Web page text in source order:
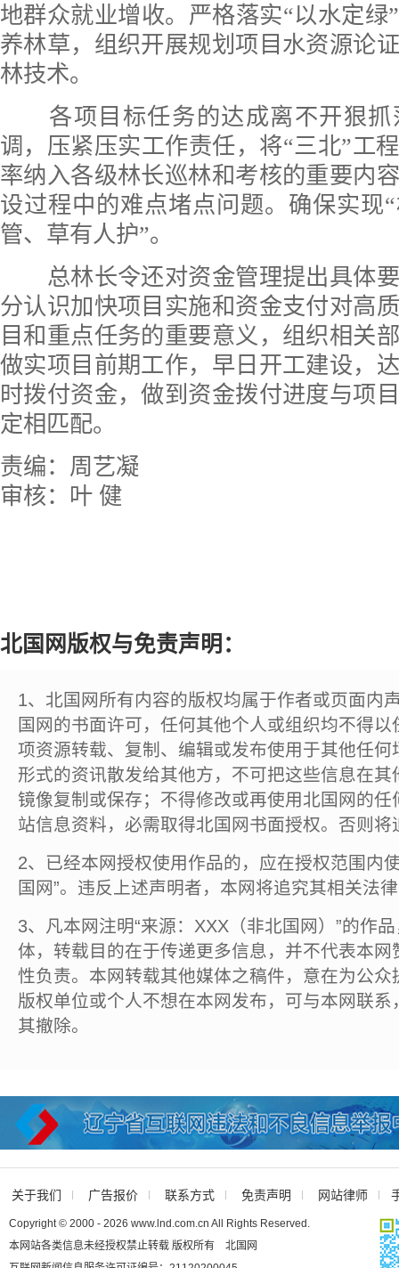
地群众就业增收。严格落实“以水定绿
养林草，组织开展规划项目水资源论
林技术。
各项目标任务的达成离不开狠抓
调，压紧压实工作责任，将“三北”工
率纳入各级林长巡林和考核的重要内
设过程中的难点堵点问题。确保实现
管、草有人护”。
总林长令还对资金管理提出具体要
分认识加快项目实施和资金支付对高
目和重点任务的重要意义，组织相关
做实项目前期工作，早日开工建设，
时拨付资金，做到资金拨付进度与项
定相匹配。
责编：周艺凝
审核：叶 健
北国网版权与免责声明：
1、北国网所有内容的版权均属于作者或页面内
国网的书面许可，任何其他个人或组织均不得
项资源转载、复制、编辑或发布使用于其他任
形式的资讯散发给其他方，不可把这些信息在
镜像复制或保存；不得修改或再使用北国网的
站信息资料，必需取得北国网书面授权。否则将
2、已经本网授权使用作品的，应在授权范围内
国网”。违反上述声明者，本网将追究其相关法
3、凡本网注明“来源：XXX（非北国网）”的作
体，转载目的在于传递更多信息，并不代表本
性负责。本网转载其他媒体之稿件，意在为公
版权单位或个人不想在本网发布，可与本网联
其撤除。
关于我们 广告报价 联系方式 免责声明 网站律师
Copyright © 2000 - 2026 www.lnd.com.cn All Rights Reserved.
本网站各类信息未经授权禁止转载 版权所有 北国网